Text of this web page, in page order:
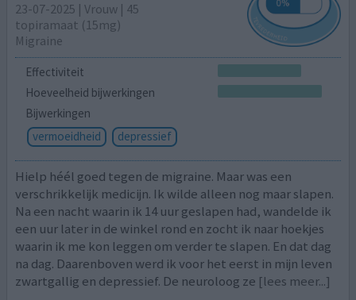
23-07-2025 | Vrouw | 45
topiramaat (15mg)
Migraine
Effectiviteit
Hoeveelheid bijwerkingen
Bijwerkingen
vermoeidheid
depressief
Hielp héél goed tegen de migraine. Maar was een
verschrikkelijk medicijn. Ik wilde alleen nog maar slapen.
Na een nacht waarin ik 14 uur geslapen had, wandelde ik
een uur later in de winkel rond en zocht ik naar hoekjes
waarin ik me kon leggen om verder te slapen. En dat dag
na dag. Daarenboven werd ik voor het eerst in mijn leven
zwartgallig en depressief. De neuroloog ze [lees meer...]